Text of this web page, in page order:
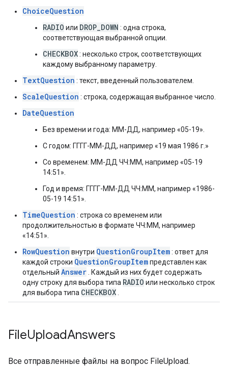
ChoiceQuestion
RADIO или DROP_DOWN : одна строка,
соответствующая выбранной опции.
CHECKBOX: несколько строк, соответствующих
каждому выбранному параметру.
TextQuestion : текст, введенный пользователем.
ScaleQuestion : строка, содержащая выбранное число.
DateQuestion
Без времени и года: ММ-ДД, например «05-19».
С годом: ГГГГ-ММ-ДД, например «19 мая 1986 г.»
Со временем: ММ-ДД ЧЧ:ММ, например «05-19
14:51».
Год и время: ГГГГ-ММ-ДД ЧЧ:ММ, например «1986-
05-19 14:51».
TimeQuestion : строка со временем или
продолжительностью в формате ЧЧ:ММ, например
«14:51».
RowQuestion внутри QuestionGroupItem: ответ для
каждой строки QuestionGroupItemпредставлен как
отдельный Answer . Каждый из них будет содержать
одну строку для выбора типа RADIO или несколько строк
для выбора типа CHECKBOX
FileUploadAnswers
Все отправленные файлы на вопрос FileUpload.